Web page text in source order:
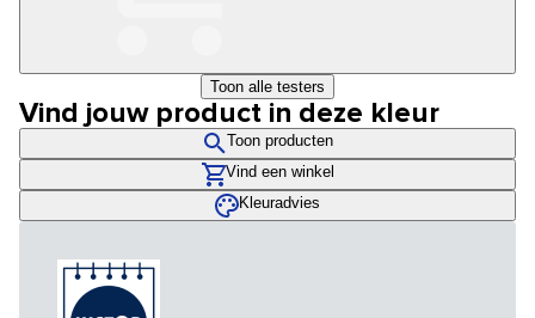
Toon alle testers
Vind jouw product in deze kleur
Toon producten
Vind een winkel
Kleuradvies